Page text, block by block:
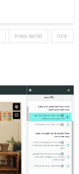
יציבה מודעות גופנית